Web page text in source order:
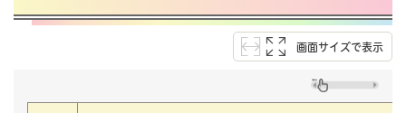
画面サイズで表示